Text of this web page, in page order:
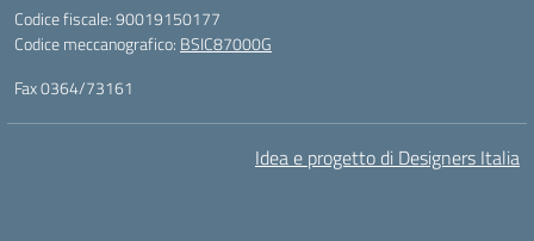
Codice fiscale: 90019150177
Codice meccanografico: BSIC87000G
Fax 0364/73161
Idea e progetto di Designers Italia